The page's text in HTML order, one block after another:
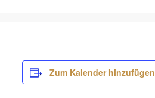
Zum Kalender hinzufügen